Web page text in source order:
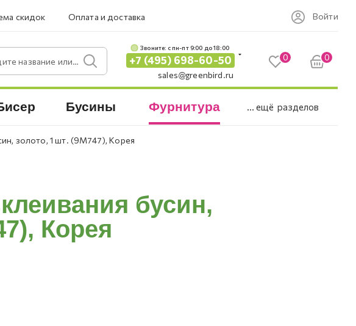
скидок Оплата и доставка Войти
или артикул.
Звоните: c пн-пт 9:00 до 18:00
+7 (495) 698-60-50
sales@greenbird.ru
0 0
Бусины Фурнитура ... ещё разделов
золото, 1 шт. (9M747), Корея
бусин,
Корея